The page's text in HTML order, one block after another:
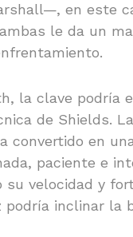
en este
le da un
la clave podría
de Shields.
convertido en
paciente e
su velocidad y
podría inclinar la